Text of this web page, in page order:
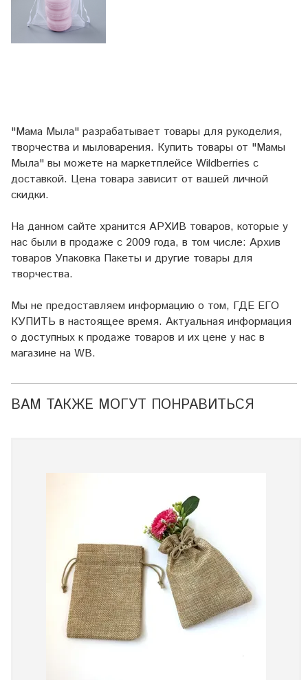
"Мама Мыла" разрабатывает товары для рукоделия,
творчества и мыловарения. Купить товары от "Мамы
Мыла" вы можете на маркетплейсе Wildberries с
доставкой. Цена товара зависит от вашей личной
скидки.
На данном сайте хранится АРХИВ товаров, которые у
нас были в продаже с 2009 года, в том числе: Архив
товаров Упаковка Пакеты и другие товары для
творчества.
Мы не предоставляем информацию о том, ГДЕ ЕГО
КУПИТЬ в настоящее время. Актуальная информация
о доступных к продаже товаров и их цене у нас в
магазине на WB.
ВАМ ТАКЖЕ МОГУТ ПОНРАВИТЬСЯ